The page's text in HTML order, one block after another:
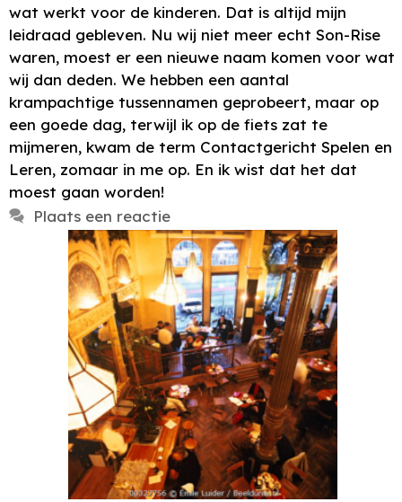
wat werkt voor de kinderen. Dat is altijd mijn
leidraad gebleven. Nu wij niet meer echt Son-Rise
waren, moest er een nieuwe naam komen voor wat
wij dan deden. We hebben een aantal
krampachtige tussennamen geprobeert, maar op
een goede dag, terwijl ik op de fiets zat te
mijmeren, kwam de term Contactgericht Spelen en
Leren, zomaar in me op. En ik wist dat het dat
moest gaan worden!
Plaats een reactie